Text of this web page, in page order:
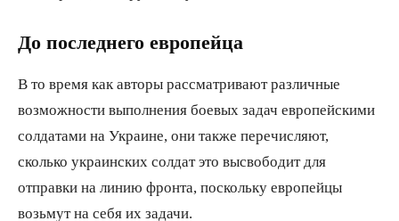
До последнего европейца
В то время как авторы рассматривают различные
возможности выполнения боевых задач европейскими
солдатами на Украине, они также перечисляют,
сколько украинских солдат это высвободит для
отправки на линию фронта, поскольку европейцы
возьмут на себя их задачи.